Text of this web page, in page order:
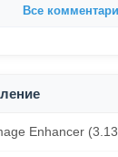
Все
Enhancer